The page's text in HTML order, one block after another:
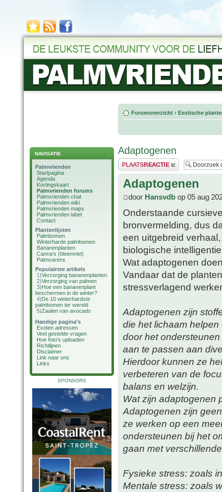
NAVIGATIE
Palmvrienden
Startpagina
Agenda
Kortingskaart
Palmvrienden forums
Palmvrienden chat
Palmvrienden wiki
Palmvrienden maps
Palmvrienden label
Contact
Plantenlijsten
Palmbomen
Winterharde palmbomen
Bananenplanten
Canna's (bloemriet)
Palmvarens
Populairste artikels
1)Verzorging bananenplanten
2)Verzorging van palmen
3)Hoe een bananenplant
beschermen in de winter?
4)De 10 winterhardste
palmbomen ter wereld
5)Zaaien van avocado
Handige pagina's
Exoten adressen
Veel gestelde vragen
Hoe foto's uploaden
Richtlijnen
Disclaimer
Link naar ons
Links
SPONSORS
Forumoverzicht ‹ Exotische
Adaptogenen
Plaats een reactie
Adaptogenen
door Hansvdb op 05 aug
Onderstaande
bronvermelding, dus
een uitgebreid
biologische
Wat adaptogenen
Vandaar dat de
stressverlagend
Adaptogenen zijn
die het lichaam
door het
aan te passen aan
Hierdoor kunnen ze
verbeteren van de
balans en welzijn.
Wat zijn adaptogenen
Adaptogenen zijn
ze werken op een
ondersteunen bij het
gaan met
Fysieke stress: zoals
Mentale stress: zoals